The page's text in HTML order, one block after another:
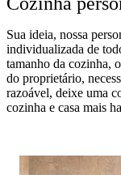
Sua ideia, nossa
individualizada de
tamanho da cozinha,
do proprietário,
razoável, deixe uma
cozinha e casa mais